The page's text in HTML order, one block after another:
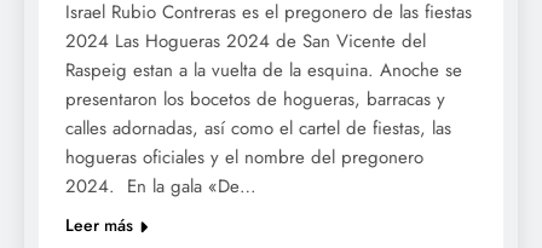
Israel Rubio Contreras es el pregonero de las fiestas
2024 Las Hogueras 2024 de San Vicente del
Raspeig estan a la vuelta de la esquina. Anoche se
presentaron los bocetos de hogueras, barracas y
calles adornadas, así como el cartel de fiestas, las
hogueras oficiales y el nombre del pregonero
2024. En la gala «De…
Leer más